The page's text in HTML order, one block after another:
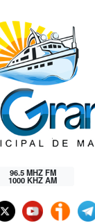
96.5 MHZ FM
1000 KHZ AM